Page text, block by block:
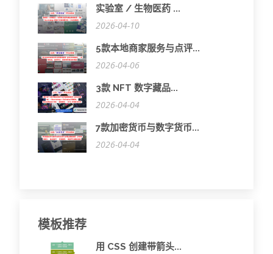
实验室 / 生物医药 ...
2026-04-10
5款本地商家服务与点评...
2026-04-06
3款 NFT 数字藏品...
2026-04-04
7款加密货币与数字货币...
2026-04-04
模板推荐
用 CSS 创建带箭头...